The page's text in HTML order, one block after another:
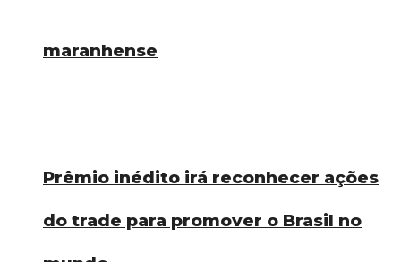
Prêmio inédito irá reconhecer ações
do trade para promover o Brasil no
maranhense